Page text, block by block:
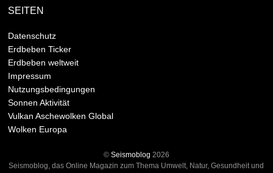
SEITEN
Datenschutz
Erdbeben Ticker
Erdbeben weltweit
Impressum
Nutzungsbedingungen
Sonnen Aktivität
Vulkan Aschewolken Global
Wolken Europa
© Seismoblog 2026
Seismoblog, das Online Magazin zum Thema Umwelt, Natur, Gesundheit und